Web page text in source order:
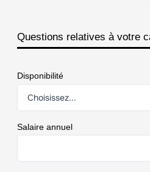
Questions relatives à votre
Disponibilité
Salaire annuel